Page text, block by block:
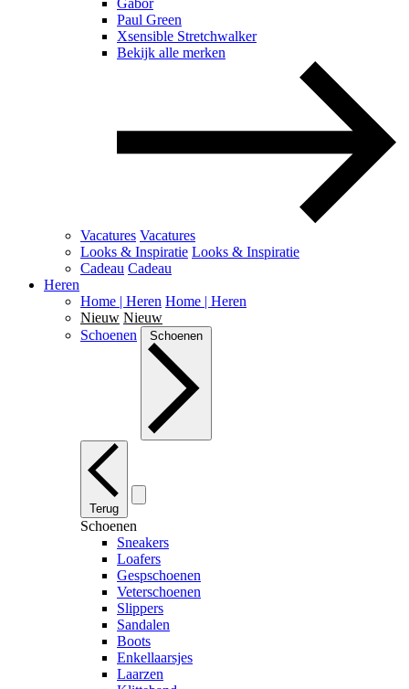
Gabor
Paul Green
Xsensible Stretchwalker
Bekijk alle merken
Vacatures Vacatures
Looks & Inspiratie Looks & Inspiratie
Cadeau Cadeau
Heren
Home | Heren Home | Heren
Nieuw Nieuw
Schoenen
Schoenen
Terug
Schoenen
Sneakers
Loafers
Gespschoenen
Veterschoenen
Slippers
Sandalen
Boots
Enkellaarsjes
Laarzen